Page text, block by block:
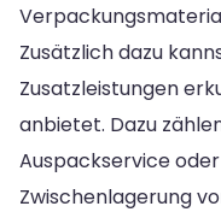
Zusätzlich dazu
Zusatzleistungen
anbietet. Dazu
Auspackservice
Zwischenlagerung